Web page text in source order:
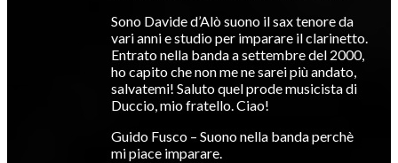
Sono Davide d’Alò suono il sax tenore da
vari anni e studio per imparare il clarinetto.
Entrato nella banda a settembre del 2000,
ho capito che non me ne sarei più andato,
salvatemi! Saluto quel prode musicista di
Duccio, mio fratello. Ciao!
Guido Fusco – Suono nella banda perchè
mi piace imparare.